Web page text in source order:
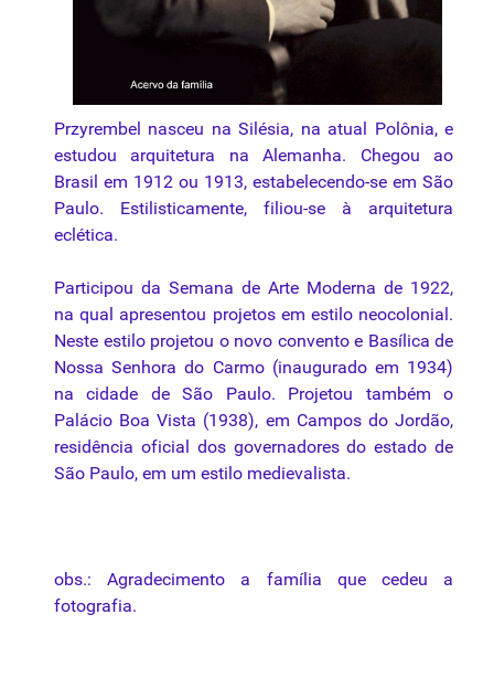
Przyrembel nasceu na Silésia, na atual Polônia, e
estudou arquitetura na Alemanha. Chegou ao
Brasil em 1912 ou 1913, estabelecendo-se em São
Paulo. Estilisticamente, filiou-se à arquitetura
eclética.
Participou da Semana de Arte Moderna de 1922,
na qual apresentou projetos em estiloneocolonial.
Neste estilo projetou o novo convento e Basílica de
Nossa Senhora do Carmo (inaugurado em 1934)
na cidade de São Paulo. Projetou também o
Palácio Boa Vista (1938), em Camposdo Jordão,
residência oficial dos governadores do estado de
São Paulo, em um estilo medievalista.
obs.: Agradecimento a família que cedeu a
fotografia.